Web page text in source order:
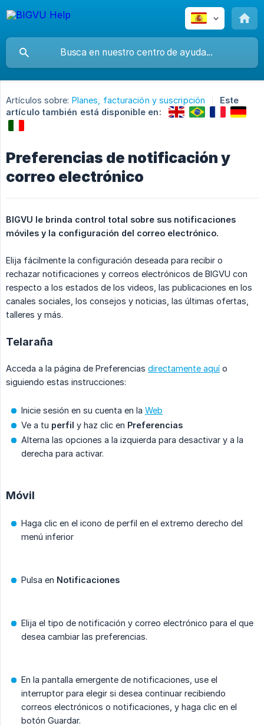
Artículos sobre: Planes, facturación y suscripción
Este
artículo también está disponible en:
Preferencias de notificación y
correo electrónico
BIGVU le brinda control total sobre sus notificaciones
móviles y la configuración del correo electrónico.
Elija fácilmente la configuración deseada para recibir o
rechazar notificaciones y correos electrónicos de BIGVU con
respecto a los estados de los videos, las publicaciones en los
canales sociales, los consejos y noticias, las últimas ofertas,
talleres y más.
Telaraña
Acceda a la página de Preferencias directamente aquí o
siguiendo estas instrucciones:
Inicie sesión en su cuenta en la Web
Ve a tu perfil y haz clic en Preferencias
Alterna las opciones a la izquierda para desactivar y a la
derecha para activar.
Móvil
Haga clic en el icono de perfil en el extremo derecho del
menú inferior
Pulsa en Notificaciones
Elija el tipo de notificación y correo electrónico para el que
desea cambiar las preferencias.
En la pantalla emergente de notificaciones, use el
interruptor para elegir si desea continuar recibiendo
correos electrónicos o notificaciones, y haga clic en el
botón Guardar.